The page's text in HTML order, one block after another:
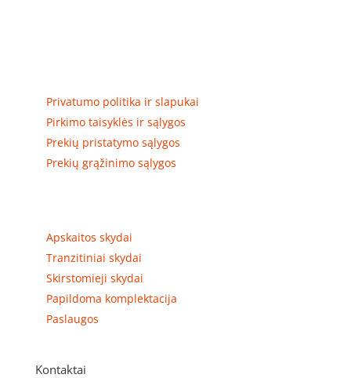
Privatumo politika ir slapukai
Pirkimo taisyklės ir sąlygos
Prekių pristatymo sąlygos
Prekių grąžinimo sąlygos
Apskaitos skydai
Tranzitiniai skydai
Skirstomieji skydai
Papildoma komplektacija
Paslaugos
Kontaktai